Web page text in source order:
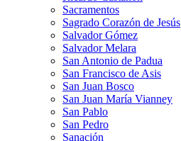
Sacramentos
Sagrado Corazón de Jesús
Salvador Gómez
Salvador Melara
San Antonio de Padua
San Francisco de Asis
San Juan Bosco
San Juan María Vianney
San Pablo
San Pedro
Sanación